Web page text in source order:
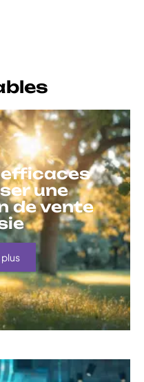
efficaces
une
de vente
plus